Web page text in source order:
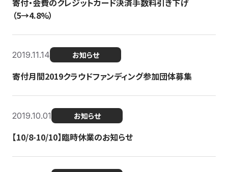
寄付・会費のクレジットカード決済手数料引き下げ
（5→4.8%）
2019.11.14 お知らせ
寄付月間2019クラウドファンディング参加団体募集
2019.10.01 お知らせ
【10/8-10/10】臨時休業のお知らせ